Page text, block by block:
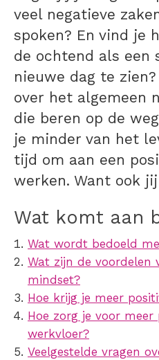
veel negatieve
spoken? En vind je
de ochtend als een
nieuwe dag te
over het algemeen
die beren op de
je minder van het
tijd om aan een
werken. Want ook
Wat komt aan
Wat wordt bedoeld
Wat zijn de voordelen
mindset?
Hoe krijg je meer
Hoe zorg je voor
werkvloer?
Veelgestelde vragen